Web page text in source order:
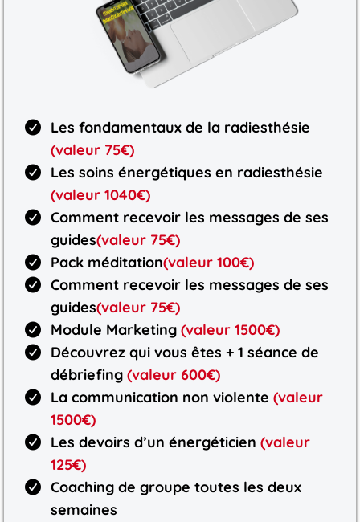
Les fondamentaux de la radiesthésie
(valeur 75€)
Les soins énergétiques en radiesthésie
(valeur 1040€)
Comment recevoir les messages de ses
guides(valeur 75€)
Pack méditation(valeur 100€)
Comment recevoir les messages de ses
guides(valeur 75€)
Module Marketing (valeur 1500€)
Découvrez qui vous êtes + 1 séance de
débriefing (valeur 600€)
La communication non violente (valeur
1500€)
Les devoirs d’un énergéticien (valeur
125€)
Coaching de groupe toutes les deux
semaines